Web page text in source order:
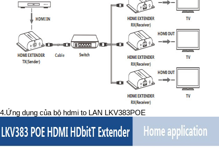
4.Ứng dụng của bộ hdmi to LAN LKV383POE